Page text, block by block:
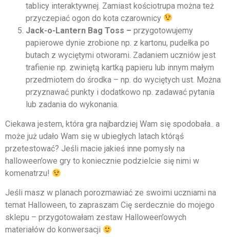
tablicy interaktywnej. Zamiast kościotrupa można też
przyczepiać ogon do kota czarownicy
Jack-o-Lantern Bag Toss – przygotowujemy
papierowe dynie zrobione np. z kartonu, pudełka po
butach z wyciętymi otworami. Zadaniem uczniów jest
trafienie np. zwiniętą kartką papieru lub innym małym
przedmiotem do środka – np. do wyciętych ust. Można
przyznawać punkty i dodatkowo np. zadawać pytania
lub zadania do wykonania.
Ciekawa jestem, która gra najbardziej Wam się spodobała.. a
może już udało Wam się w ubiegłych latach którąś
przetestować? Jeśli macie jakieś inne pomysły na
halloween’owe gry to koniecznie podzielcie się nimi w
komenatrzu!
Jeśli masz w planach porozmawiać ze swoimi uczniami na
temat Halloween, to zapraszam Cię serdecznie do mojego
sklepu – przygotowałam zestaw Halloween’owych
materiałów do konwersacji